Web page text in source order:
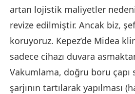
artan lojistik maliyetler
revize edilmiştir. Ancak biz,
koruyoruz. Kepez’de Midea
sadece cihazı duvara
Vakumlama, doğru boru çapı
şarjının tartılarak yapılması